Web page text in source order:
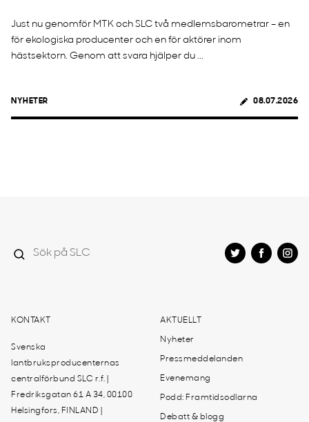
Just nu genomför MTK och SLC två medlemsbarometrar – en
för ekologiska producenter och en för aktörer inom
hästsektorn. Genom att svara hjälper du ...
NYHETER 08.07.2026
KONTAKT
Svenska
lantbruksproducenternas
centralförbund SLC r.f. |
Fredriksgatan 61 A 34, 00100
Helsingfors, FINLAND |
AKTUELLT
Nyheter
Pressmeddelanden
Evenemang
Podd: Framtidsodlarna
Debatt & blogg